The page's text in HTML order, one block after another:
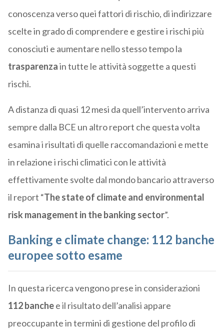
conoscenza verso quei fattori di rischio, di indirizzare
scelte in grado di comprendere e gestire i rischi più
conosciuti e aumentare nello stesso tempo la
trasparenzain tutte le attività soggette a questi
rischi.
A distanza di quasi 12 mesi da quell’intervento arriva
sempre dalla BCE un altro report che questa volta
esamina i risultati di quelle raccomandazioni e mette
in relazione i rischi climatici con le attività
effettivamente svolte dal mondo bancario attraverso
il report “The state of climate and environmental
risk management in the banking sector”.
Banking e climate change: 112 banche
europee sotto esame
In questa ricerca vengono prese in considerazioni
112 banchee il risultato dell’analisi appare
preoccupante in termini di gestione del profilo di